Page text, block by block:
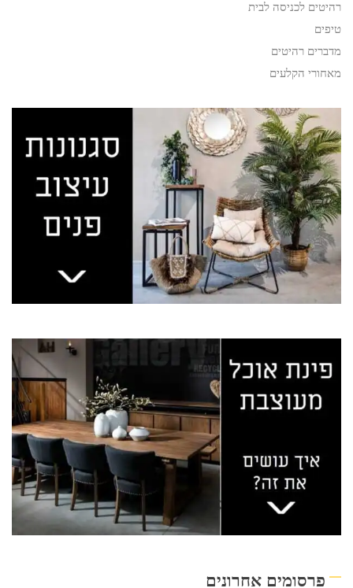
רהיטים לכניסה לבית
טיפים
מדברים רהיטים
מאחורי הקלעים
פרסומים אחרונים